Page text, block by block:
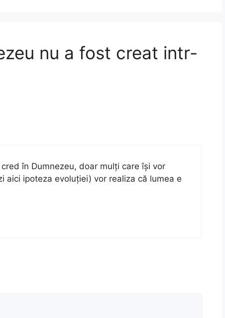
nu a fost creat intr-
în Dumnezeu, doar mulți care își vor
aici ipoteza evoluției) vor realiza că lumea e